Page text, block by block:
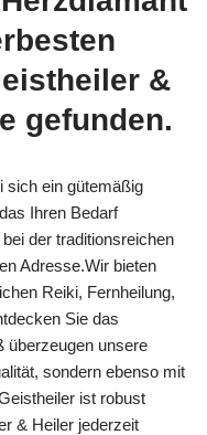
&
gefunden.
sich ein gütemäßig
Ihren Bedarf
der traditionsreichen
Adresse.Wir bieten
Reiki, Fernheilung,
Sie das
überzeugen unsere
sondern ebenso mit
ist robust
& Heiler jederzeit